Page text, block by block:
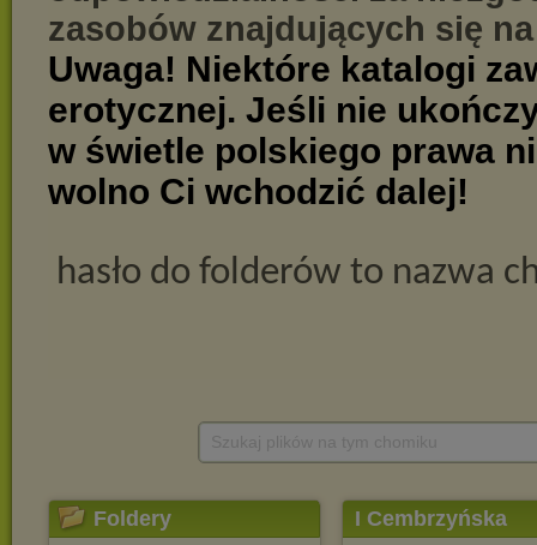
Foldery I Cembrzyńska